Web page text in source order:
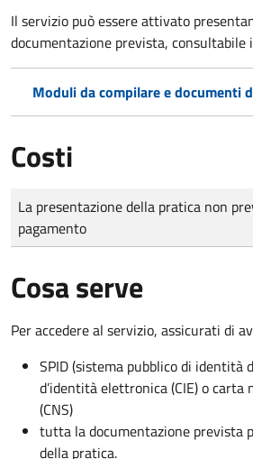
Il servizio può essere attivato
documentazione prevista, consultabile
Moduli da compilare e documenti
Costi
Tipo di pagamento
Importo
La presentazione della pratica non
pagamento
Cosa serve
Per accedere al servizio, assicurati di
SPID (sistema pubblico di identità
d’identità elettronica (CIE) o carta
(CNS)
tutta la documentazione prevista
della pratica.